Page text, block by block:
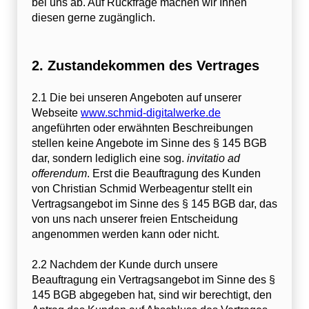
diesen gerne zugänglich.
2. Zustandekommen des Vertrages
2.1 Die bei unseren Angeboten auf unserer
Webseite www.schmid-digitalwerke.de
angeführten oder erwähnten Beschreibungen
stellen keine Angebote im Sinne des § 145 BGB
dar, sondern lediglich eine sog. invitatio ad
offerendum. Erst die Beauftragung des Kunden
von Christian Schmid Werbeagentur stellt ein
Vertragsangebot im Sinne des § 145 BGB dar, das
von uns nach unserer freien Entscheidung
angenommen werden kann oder nicht.
2.2 Nachdem der Kunde durch unsere
Beauftragung ein Vertragsangebot im Sinne des §
145 BGB abgegeben hat, sind wir berechtigt, den